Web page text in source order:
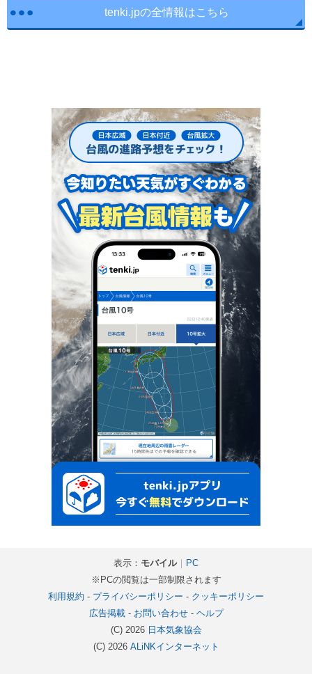
tenki.jpの全情報はこちら
表示： モバイル｜ PC
※PCの閲覧は一部制限されます
利用規約 - プライバシーポリシー - クッキーポリシー
広告掲載- お問い合わせ- ヘルプ
(C) 2026 日本気象協会
(C) 2026 ALiNKインターネット